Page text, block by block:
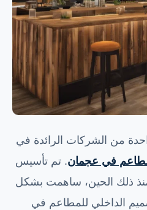
من الشركات الرائدة في
في عجمان. تم تأسيس
في عام 2005، ومنذ ذلك الحين، ساهمت بشكل
الداخلي للمطاعم في